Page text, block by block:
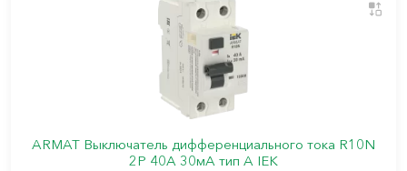
ARMAT Выключатель дифференциального тока R10N
2P 40А 30мА тип A IEK